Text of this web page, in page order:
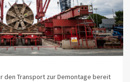
den Transport zur Demontage bereit